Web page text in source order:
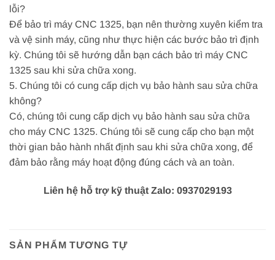
lỗi?
Để bảo trì máy CNC 1325, bạn nên thường xuyên kiểm tra
và vệ sinh máy, cũng như thực hiện các bước bảo trì định
kỳ. Chúng tôi sẽ hướng dẫn bạn cách bảo trì máy CNC
1325 sau khi sửa chữa xong.
5. Chúng tôi có cung cấp dịch vụ bảo hành sau sửa chữa
không?
Có, chúng tôi cung cấp dịch vụ bảo hành sau sửa chữa
cho máy CNC 1325. Chúng tôi sẽ cung cấp cho bạn một
thời gian bảo hành nhất định sau khi sửa chữa xong, để
đảm bảo rằng máy hoạt động đúng cách và an toàn.
Liên hệ hỗ trợ kỹ thuật Zalo: 0937029193
SẢN PHẨM TƯƠNG TỰ